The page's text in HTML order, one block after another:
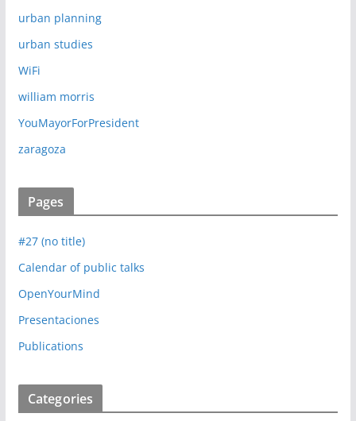
urban planning
urban studies
WiFi
william morris
YouMayorForPresident
zaragoza
Pages
#27 (no title)
Calendar of public talks
OpenYourMind
Presentaciones
Publications
Categories